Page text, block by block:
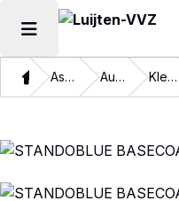
Hoofdmenu openen
ThuisAssortiment Autolakken Kleurlakken